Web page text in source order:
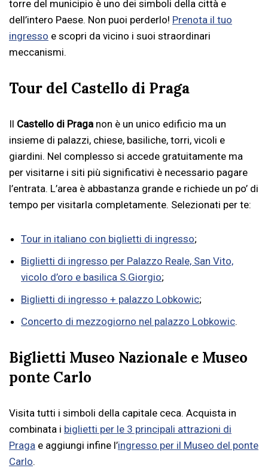
torre del municipio è uno dei simboli della città e
dell’intero Paese. Non puoi perderlo! Prenota il tuo
ingresso e scopri da vicino i suoi straordinari
meccanismi.
Tour del Castello di Praga
Il Castello di Praga non è un unico edificio ma un
insieme di palazzi, chiese, basiliche, torri, vicoli e
giardini. Nel complesso si accede gratuitamente ma
per visitarne i siti più significativi è necessario pagare
l’entrata. L’area è abbastanza grande e richiede un po’ di
tempo per visitarla completamente. Selezionati per te:
Tour in italiano con biglietti di ingresso;
Biglietti di ingresso per Palazzo Reale, San Vito,
vicolo d’oro e basilica S.Giorgio;
Biglietti di ingresso + palazzo Lobkowic;
Concerto di mezzogiorno nel palazzo Lobkowic.
Biglietti Museo Nazionale e Museo
ponte Carlo
Visita tutti i simboli della capitale ceca. Acquista in
combinata i biglietti per le 3 principali attrazioni di
Praga e aggiungi infine l’ingresso per il Museo del ponte
Carlo.